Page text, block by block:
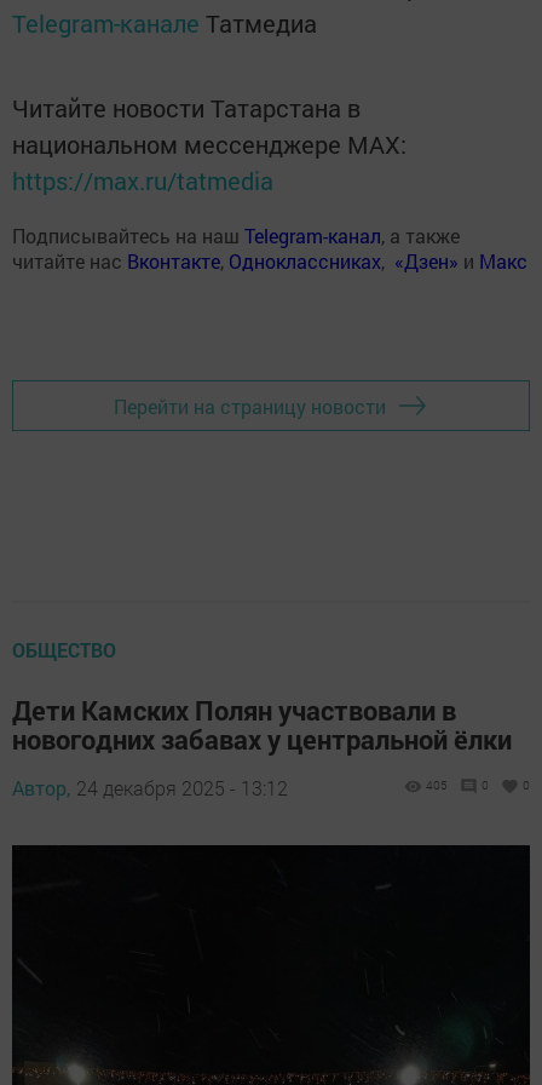
Telegram-канале Татмедиа
Читайте новости Татарстана в
национальном мессенджере MАХ:
https://max.ru/tatmedia
Подписывайтесь на наш Telegram-канал, а также
читайте нас Вконтакте, Одноклассниках, «Дзен» и Макс
Перейти на страницу новости
ОБЩЕСТВО
Дети Камских Полян участвовали в
новогодних забавах у центральной ёлки
Автор, 24 декабря 2025 - 13:12 405 0 0